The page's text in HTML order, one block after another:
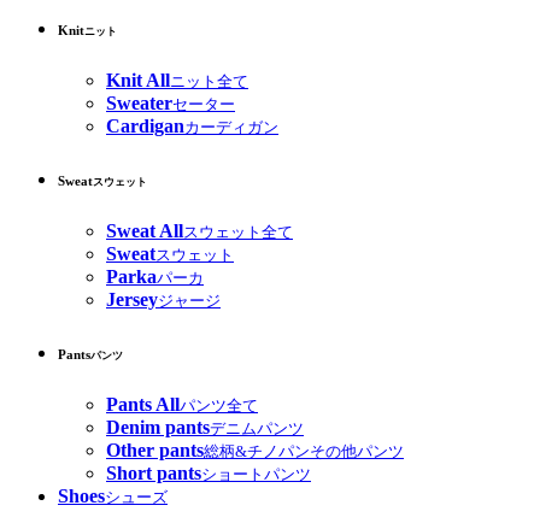
Knitニット
Knit Allニット全て
Sweaterセーター
Cardiganカーディガン
Sweatスウェット
Sweat Allスウェット全て
Sweatスウェット
Parkaパーカ
Jerseyジャージ
Pantsパンツ
Pants Allパンツ全て
Denim pantsデニムパンツ
Other pants総柄&チノパンその他パンツ
Short pantsショートパンツ
Shoesシューズ